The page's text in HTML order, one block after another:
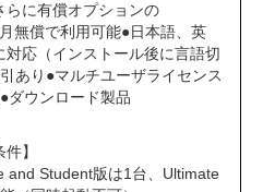
らに有償オプションの
無償で利用可能●日本語、英
応（インストール後に言語切
あり●マルチユーザライセンス
ダウンロード製品
】
and Student版は1台、Ultimate